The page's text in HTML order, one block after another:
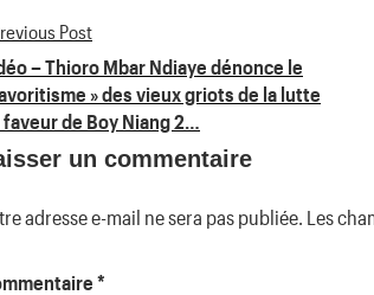
Post
– Thioro Mbar Ndiaye dénonce le
» des vieux griots de la lutte
de Boy Niang 2…
un commentaire
adresse e-mail ne sera pas publiée. Les
*